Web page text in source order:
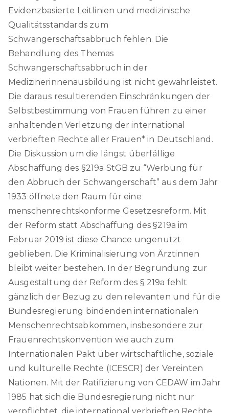
Evidenzbasierte Leitlinien und medizinische
Qualitätsstandards zum
Schwangerschaftsabbruch fehlen. Die
Behandlung des Themas
Schwangerschaftsabbruch in der
Medizinerinnenausbildung ist nicht gewährleistet.
Die daraus resultierenden Einschränkungen der
Selbstbestimmung von Frauen führen zu einer
anhaltenden Verletzung der international
verbrieften Rechte aller Frauen* in Deutschland.
Die Diskussion um die längst überfällige
Abschaffung des §219a StGB zu “Werbung für
den Abbruch der Schwangerschaft” aus dem Jahr
1933 öffnete den Raum für eine
menschenrechtskonforme Gesetzesreform. Mit
der Reform statt Abschaffung des §219a im
Februar 2019 ist diese Chance ungenutzt
geblieben. Die Kriminalisierung von Ärztinnen
bleibt weiter bestehen. In der Begründung zur
Ausgestaltung der Reform des § 219a fehlt
gänzlich der Bezug zu den relevanten und für die
Bundesregierung bindenden internationalen
Menschenrechtsabkommen, insbesondere zur
Frauenrechtskonvention wie auch zum
Internationalen Pakt über wirtschaftliche, soziale
und kulturelle Rechte (ICESCR) der Vereinten
Nationen. Mit der Ratifizierung von CEDAW im Jahr
1985 hat sich die Bundesregierung nicht nur